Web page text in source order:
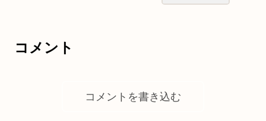
コメント
コメントを書き込む